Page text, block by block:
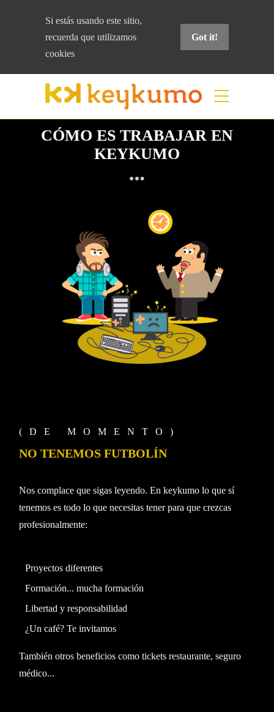
Si estás usando este sitio,
recuerda que utilizamos
cookies
Got it!
OMUKYEK A ETATSILA
CÓMO ES TRABAJAR EN
KEYKUMO
(DE MOMENTO)
NO TENEMOS FUTBOLÍN
Nos complace que sigas leyendo. En keykumo lo que sí
tenemos es todo lo que necesitas tener para que crezcas
profesionalmente:
Proyectos diferentes
Formación... mucha formación
Libertad y responsabilidad
¿Un café? Te invitamos
También otros beneficios como tickets restaurante, seguro
médico...